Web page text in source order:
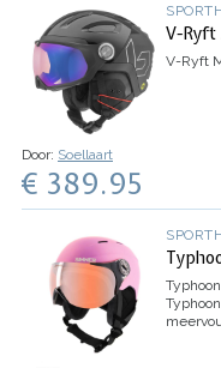
V-Ryft
V-Ryft
Door: Soellaart
€ 389.95